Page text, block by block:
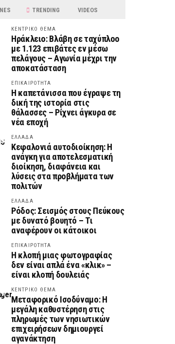
TRENDING VIDEOS
ΚΕΝΤΡΙΚΟ ΘΕΜΑ
Ηράκλειο: Βλάβη σε ταχύπλοο
με 1.123 επιβάτες εν μέσω
πελάγους – Αγωνία μέχρι την
αποκατάσταση
ΕΠΙΚΑΙΡΟΤΗΤΑ
Η καπετάνισσα που έγραψε τη
δική της ιστορία στις
θάλασσες – Ρίχνει άγκυρα σε
νέα εποχή
ΕΛΛΑΔΑ
Κεφαλονιά αυτοδιοίκηση: Η
ανάγκη για αποτελεσματική
διοίκηση, διαφάνεια και
λύσεις στα προβλήματα των
πολιτών
ΕΛΛΑΔΑ
Ρόδος: Σεισμός στους Πεύκους
με δυνατό βουητό – Τι
αναφέρουν οι κάτοικοι
ΕΠΙΚΑΙΡΟΤΗΤΑ
Η κλοπή μιας φωτογραφίας
δεν είναι απλά ένα «κλικ» –
είναι κλοπή δουλειάς
ΚΕΝΤΡΙΚΟ ΘΕΜΑ
Μεταφορικό Ισοδύναμο: Η
μεγάλη καθυστέρηση στις
πληρωμές των νησιωτικών
επιχειρήσεων δημιουργεί
αγανάκτηση